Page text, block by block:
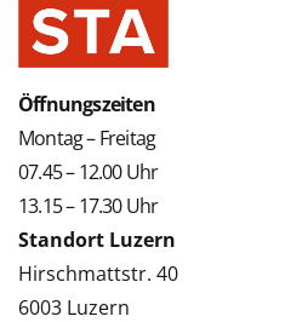
Öffnungszeiten
Montag – Freitag
07.45 – 12.00 Uhr
13.15 – 17.30 Uhr
Standort Luzern
Hirschmattstr. 40
6003 Luzern